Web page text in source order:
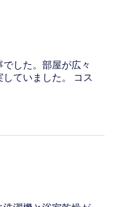
した。部屋が広々
ていました。 コス